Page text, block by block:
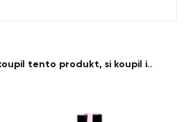
tento produkt, si koupil i..